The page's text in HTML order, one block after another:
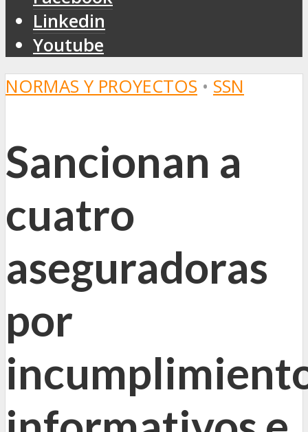
Linkedin
Youtube
NORMAS Y PROYECTOS • SSN
Sancionan a
cuatro
aseguradoras
por